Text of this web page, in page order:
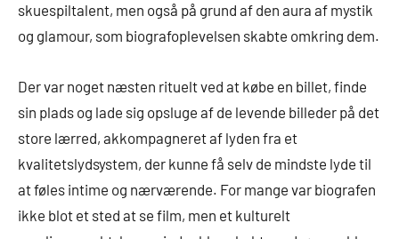
skuespiltalent, men også på grund af den aura af mystik
og glamour, som biografoplevelsen skabte omkring dem.
Der var noget næsten rituelt ved at købe en billet, finde
sin plads og lade sig opsluge af de levende billeder på det
store lærred, akkompagneret af lyden fra et
kvalitetslydsystem, der kunne få selv de mindste lyde til
at føles intime og nærværende. For mange var biografen
ikke blot et sted at se film, men et kulturelt